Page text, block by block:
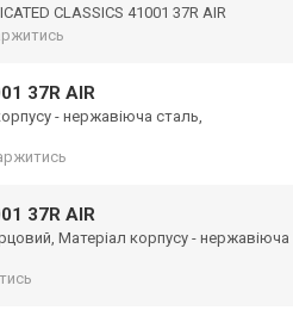
CLASSICS 41001 37R AIR
37R AIR
- нержавіюча сталь,
37R AIR
Матеріал корпусу - нержавіюча